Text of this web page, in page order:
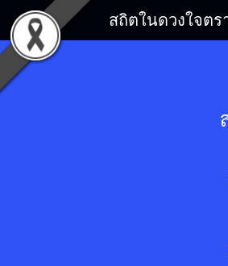
สถิตในดวงใจต